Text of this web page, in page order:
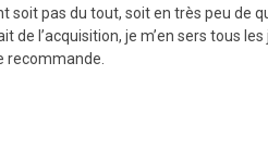
soit pas du tout, soit en très peu de
de l’acquisition, je m’en sers tous les
recommande.